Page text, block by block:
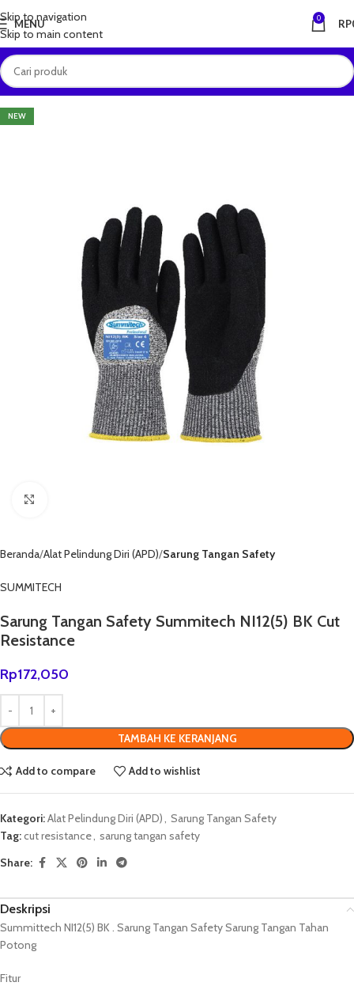
Skip to navigation
Skip to main content
MENU 0 RP
NEW
Beranda Alat Pelindung Diri (APD) Sarung Tangan Safety
SUMMITECH
Sarung Tangan Safety Summitech NI12(5) BK Cut
Resistance
Rp172,050
TAMBAH KE KERANJANG
Add to compare Add to wishlist
Kategori:Alat Pelindung Diri (APD)
Sarung Tangan Safety
Tag:cut resistance sarung tangan safety
Share:
Deskripsi
Summittech NI12(5) BK . Sarung Tangan Safety Sarung Tangan Tahan
Potong
Fitur